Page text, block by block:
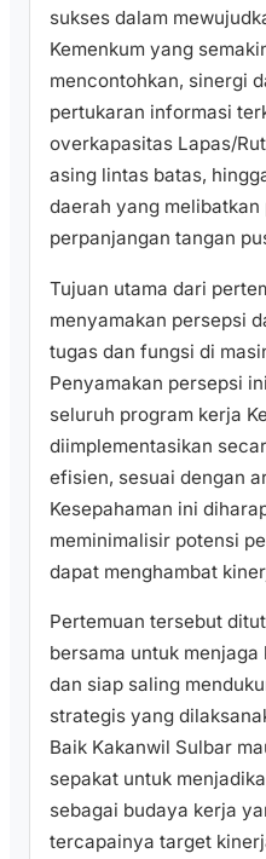
sukses dalam
Kemenkum yang
mencontohkan, sinergi
pertukaran informasi
overkapasitas Lapas/
asing lintas batas,
daerah yang
perpanjangan tangan
​Tujuan utama dari
menyamakan persepsi
tugas dan fungsi di
Penyamakan persepsi
seluruh program kerja
diimplementasikan
efisien, sesuai dengan
Kesepahaman ini
meminimalisir potensi
dapat menghambat
​Pertemuan tersebut
bersama untuk
dan siap saling
strategis yang
Baik Kakanwil Sulbar
sepakat untuk
sebagai budaya kerja
tercapainya target